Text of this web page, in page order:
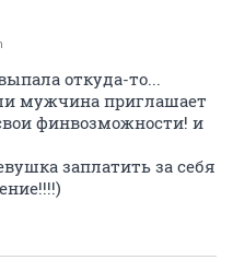
откуда-то...
мужчина приглашает
финвозможности! и
заплатить за себя